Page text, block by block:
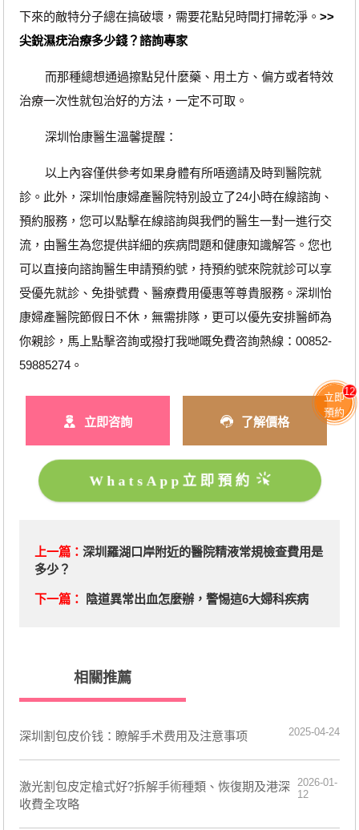
下來的敵特分子總在搞破壞，需要花點兒時間打掃乾淨。 >>
尖銳濕疣治療多少錢？諮詢專家
而那種總想通過擦點兒什麼藥、用土方、偏方或者特效
治療一次性就包治好的方法，一定不可取。
深圳怡康醫生溫馨提醒：
以上內容僅供參考如果身體有所唔適請及時到醫院就
診。此外，深圳怡康婦產醫院特別設立了24小時在線諮詢、
預約服務，您可以點擊在線諮詢與我們的醫生一對一進行交
流，由醫生為您提供詳細的疾病問題和健康知識解答。您也
可以直接向諮詢醫生申請預約號，持預約號來院就診可以享
受優先就診、免掛號費、醫療費用優惠等尊貴服務。深圳怡
康婦產醫院節假日不休，無需排隊，更可以優先安排醫師為
你親診，馬上點擊咨詢或撥打我哋嘅免費咨詢熱線：00852-
59885274。
立即咨詢 了解價格
WhatsApp立即預約
上一篇： 深圳羅湖口岸附近的醫院精液常規檢查費用是
多少？
下一篇： 陰道異常出血怎麼辦，警惕這6大婦科疾病
相關推薦
深圳割包皮价钱：瞭解手术费用及注意事项 2025-04-24
激光割包皮定槍式好?拆解手術種類、恢復期及港深
收費全攻略
2026-01-
12
立即
預約
12